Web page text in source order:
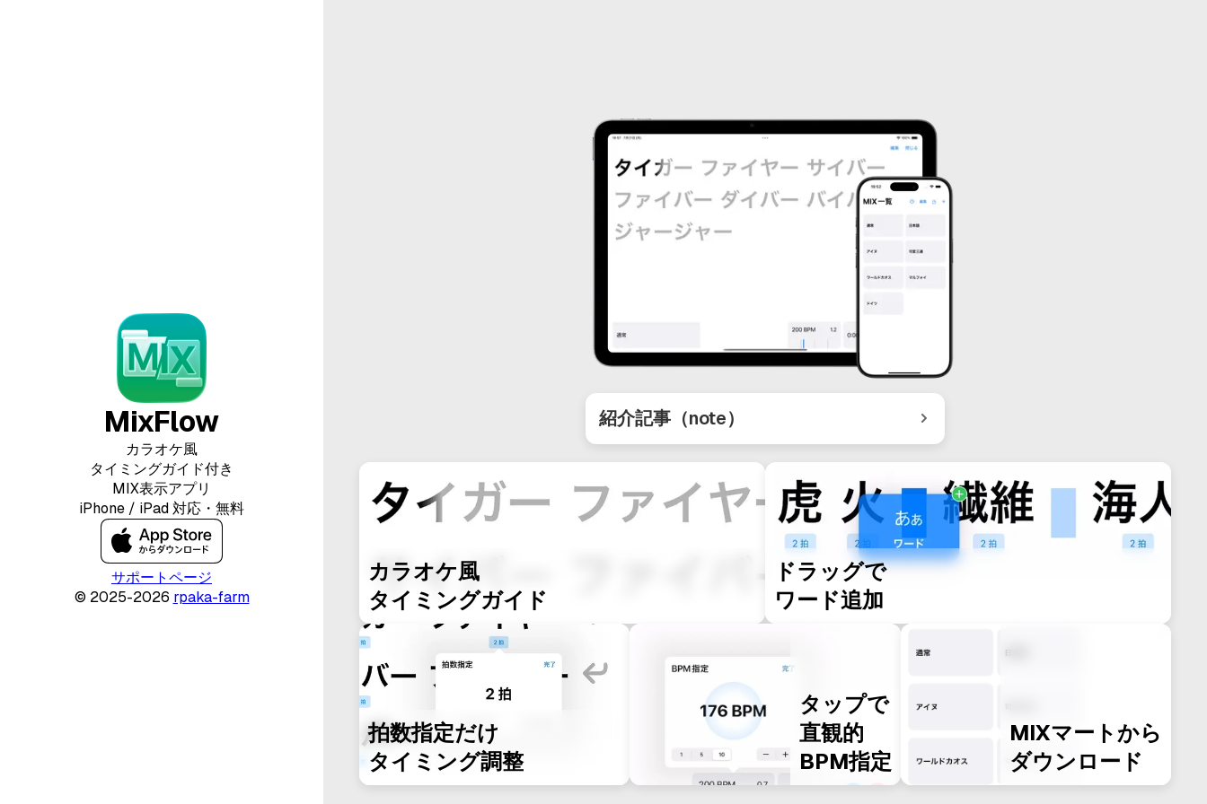
MixFlow
カラオケ風
タイミングガイド付き
MIX表示アプリ
iPhone / iPad 対応・無料
サポートページ
© 2025-2026 rpaka-farm
紹介記事（note）
カラオケ風
タイミングガイド
ドラッグで
ワード追加
拍数指定だけ
タイミング調整
タップで
直観的
BPM指定
MIXマートから
ダウンロード